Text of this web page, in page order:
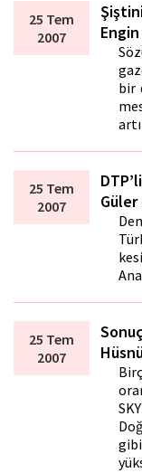
25 Tem
2007
Engin
bir
25 Tem
2007
Güler
25 Tem
2007